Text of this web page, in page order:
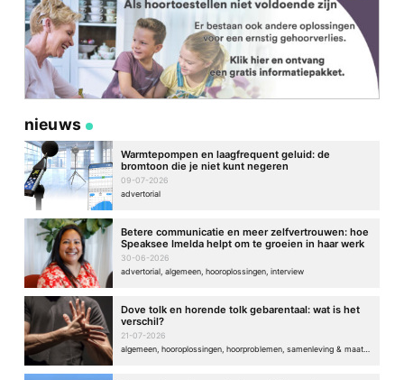
nieuws
Warmtepompen en laagfrequent geluid: de
bromtoon die je niet kunt negeren
09-07-2026
advertorial
Betere communicatie en meer zelfvertrouwen: hoe
Speaksee Imelda helpt om te groeien in haar werk
30-06-2026
advertorial, algemeen, hooroplossingen, interview
Dove tolk en horende tolk gebarentaal: wat is het
verschil?
21-07-2026